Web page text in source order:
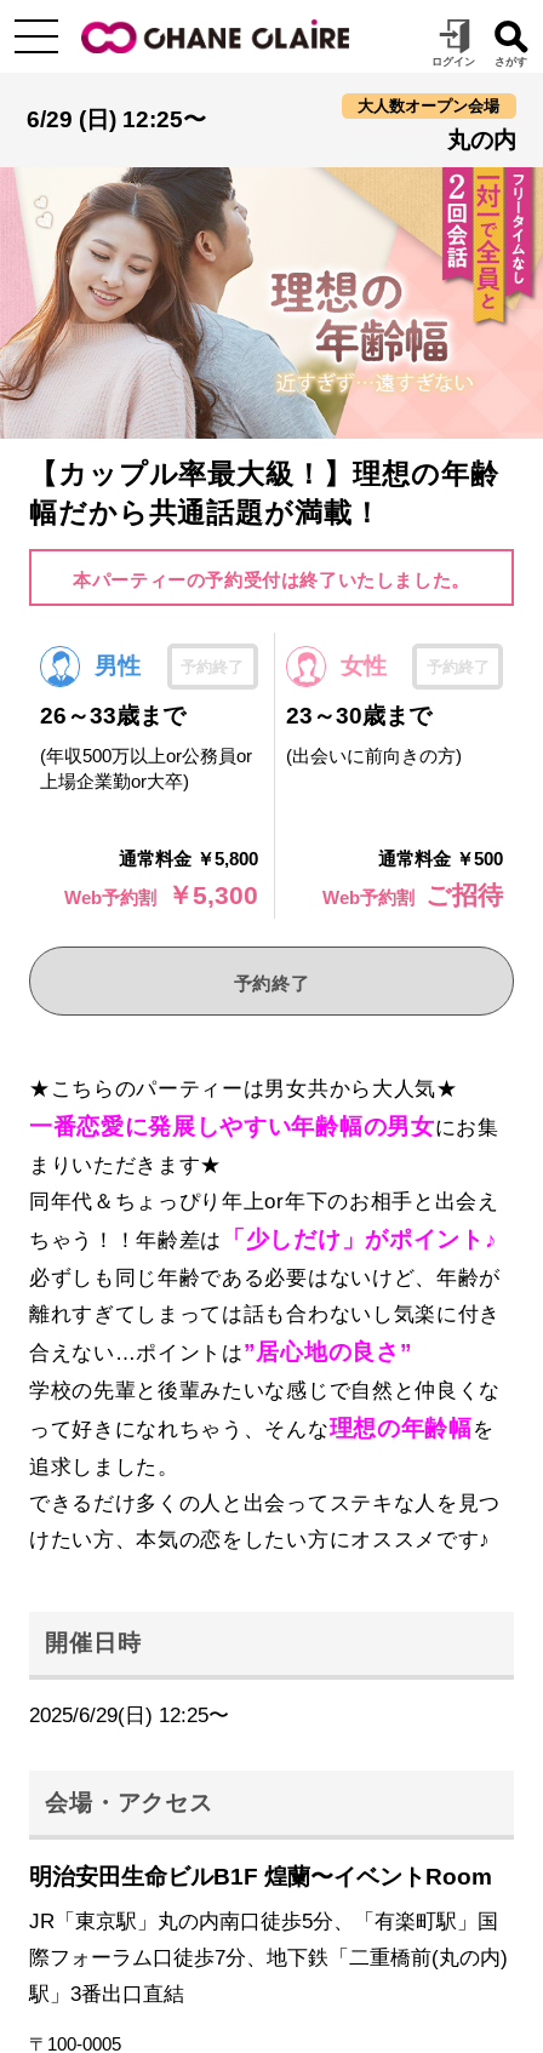
6/29 (日) 12:25〜
大人数オープン会場
丸の内
【カップル率最大級！】理想の年齢
幅だから共通話題が満載！
本パーティーの予約受付は終了いたしました。
男性 予約終了
26～33歳まで
(年収500万以上or公務員or
上場企業勤or大卒)
通常料金 ￥5,800
Web予約割
￥5,300
女性 予約終了
23～30歳まで
(出会いに前向きの方)
通常料金 ￥500
Web予約割
ご招待
予約終了
★こちらのパーティーは男女共から大人気★
一番恋愛に発展しやすい年齢幅の男女にお集
まりいただきます★
同年代＆ちょっぴり年上or年下のお相手と出会え
ちゃう！！年齢差は
「少しだけ」がポイント♪
必ずしも同じ年齢である必要はないけど、年齢が
離れすぎてしまっては話も合わないし気楽に付き
合えない…ポイントは”居心地の良さ”
学校の先輩と後輩みたいな感じで自然と仲良くな
って好きになれちゃう、そんな理想の年齢幅を
追求しました。
できるだけ多くの人と出会ってステキな人を見つ
けたい方、本気の恋をしたい方にオススメです♪
開催日時
2025/6/29(日) 12:25〜
会場・アクセス
明治安田生命ビルB1F 煌蘭〜イベントRoom
JR「東京駅」丸の内南口徒歩5分、「有楽町駅」国
際フォーラム口徒歩7分、地下鉄「二重橋前(丸の内)
駅」3番出口直結
〒100-0005